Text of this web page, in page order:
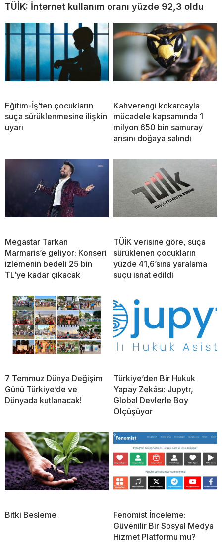
TÜİK: İnternet kullanım oranı yüzde 92,3 oldu
Eğitim-İş’ten çocukların
suça sürüklenmesine ilişkin
uyarı
Kahverengi kokarcayla
mücadele kapsamında 1
milyon 650 bin samuray
arısını doğaya salındı
Megastar Tarkan
Marmaris’e geliyor: Konseri
izlemenin bedeli 25 bin
TL’ye kadar çıkacak
TÜİK verisine göre, suça
sürüklenen çocukların
yüzde 41,6’sına yaralama
suçu isnat edildi
7 Temmuz Dünya Değişim
Günü Türkiye’de ve
Dünyada kutlanacak!
Türkiye’den Bir Hukuk
Yapay Zekâsı: Jupytr,
Global Devlerle Boy
Ölçüşüyor
Bitki Besleme
Fenomist İnceleme:
Güvenilir Bir Sosyal Medya
Hizmet Platformu mu?